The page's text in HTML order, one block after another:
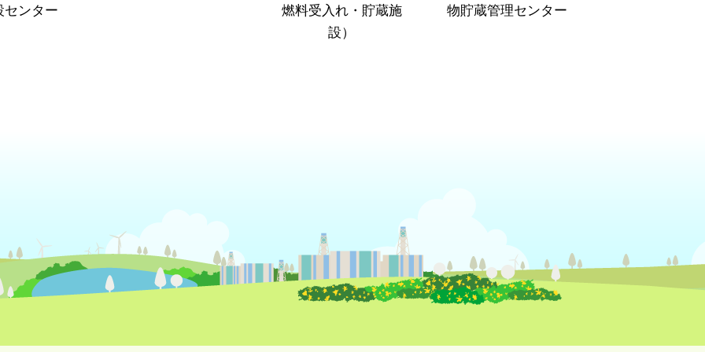
センター
燃料受入れ・貯蔵施
設）
物貯蔵管理センター